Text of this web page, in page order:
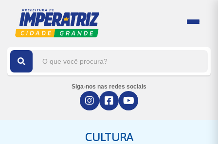
Siga-nos nas redes sociais
CULTURA